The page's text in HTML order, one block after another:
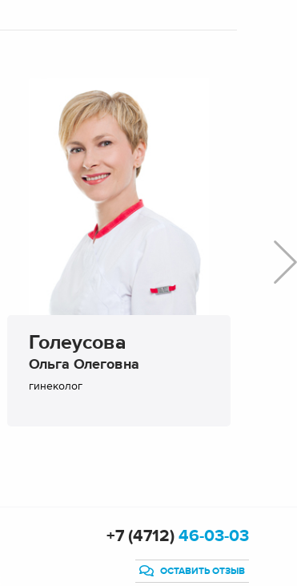
Голеусова
Ольга Олеговна
гинеколог
+7 (4712)46-03-03
ОСТАВИТЬ ОТЗЫВ